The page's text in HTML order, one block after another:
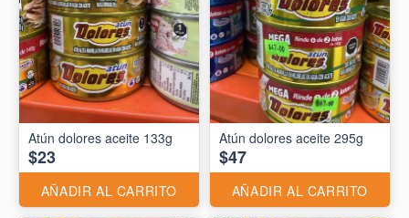
Atún dolores aceite 133g
$23
AÑADIR AL CARRITO
Atún dolores aceite 295g
$47
AÑADIR AL CARRITO